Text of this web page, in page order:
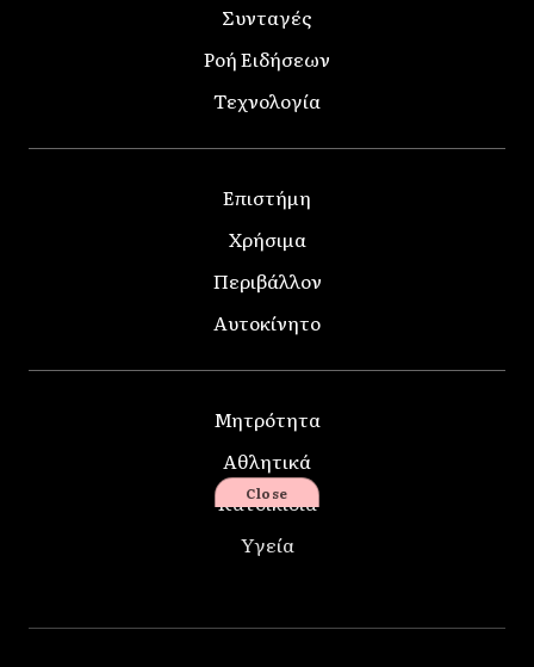
Συνταγές
Ροή Ειδήσεων
Τεχνολογία
Επιστήμη
Χρήσιμα
Περιβάλλον
Αυτοκίνητο
Μητρότητα
Αθλητικά
Κατοικίδια
Υγεία
Close